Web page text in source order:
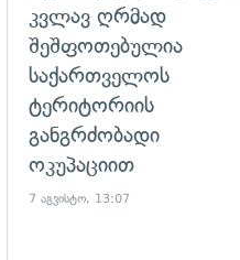
კვლავ ღრმად
შეშფოთებულია
საქართველოს
ტერიტორიის
განგრძობადი
ოკუპაციით
7 აგვისტო, 13:07